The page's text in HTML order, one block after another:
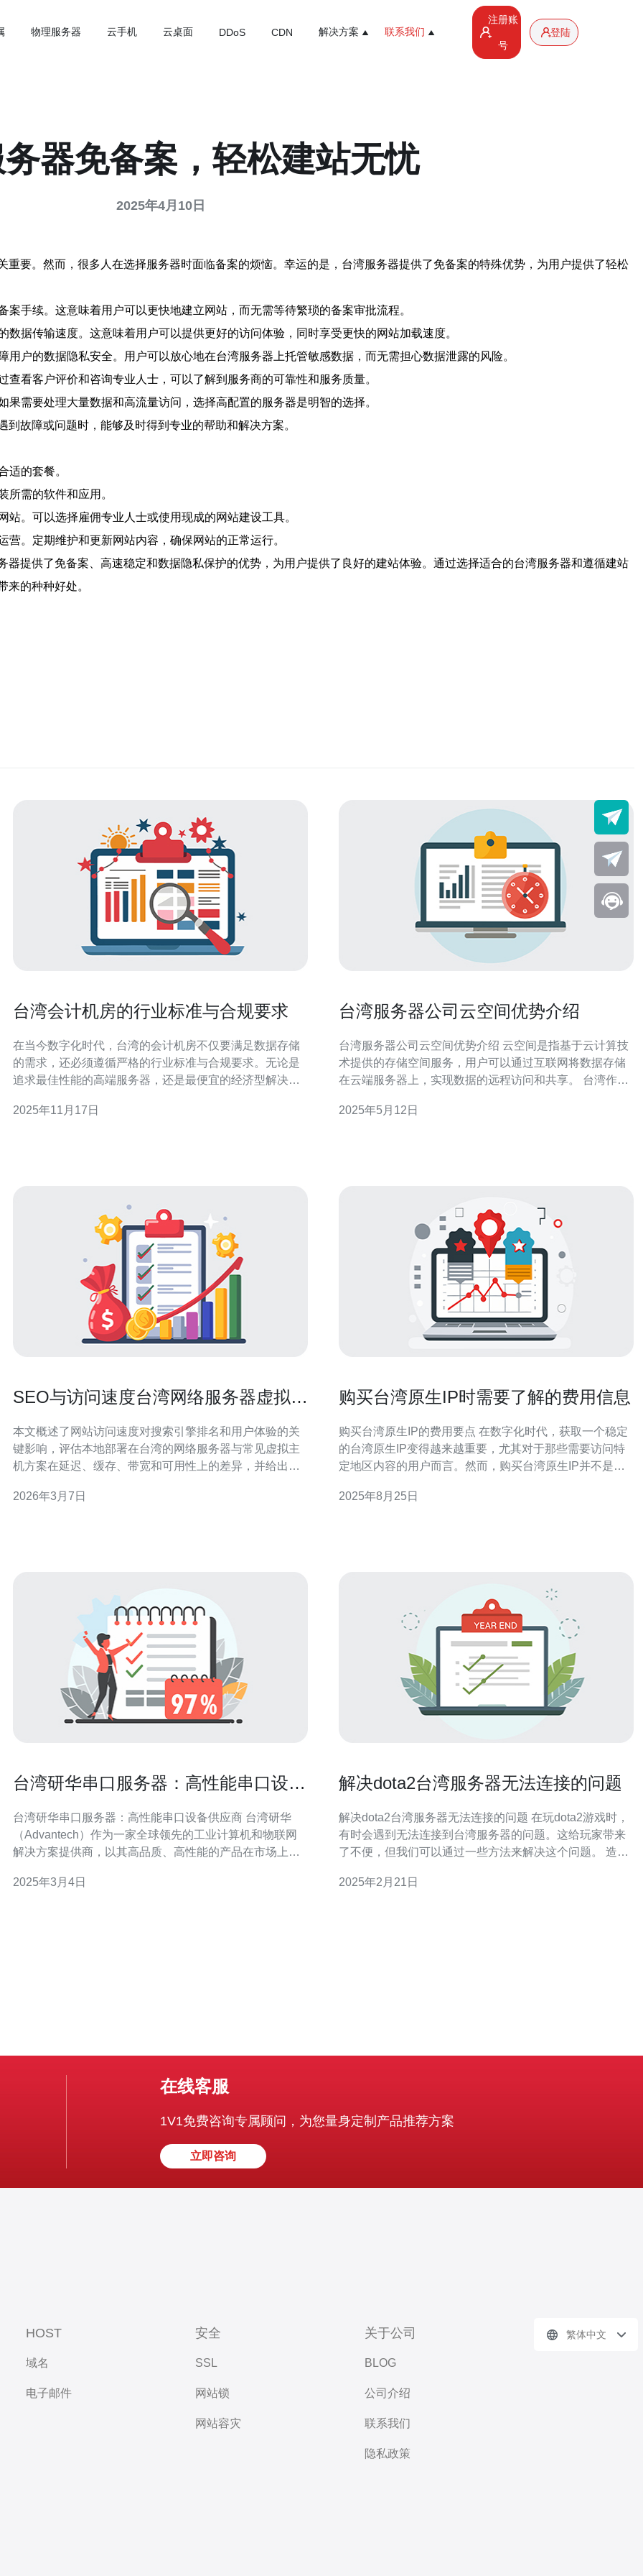
物理服务器 云手机 云桌面 DDoS CDN 解决方案 联系我们
注册账
号
登陆
器免备案，轻松建站无忧
2025年4月10日
要。然而，很多人在选择服务器时面临备案的烦恼。幸运的是，台湾服务器提供了免备案的特殊优势，为用户提供了轻松
手续。这意味着用户可以更快地建立网站，而无需等待繁琐的备案审批流程。
据传输速度。这意味着用户可以提供更好的访问体验，同时享受更快的网站加载速度。
户的数据隐私安全。用户可以放心地在台湾服务器上托管敏感数据，而无需担心数据泄露的风险。
看客户评价和咨询专业人士，可以了解到服务商的可靠性和服务质量。
需要处理大量数据和高流量访问，选择高配置的服务器是明智的选择。
故障或问题时，能够及时得到专业的帮助和解决方案。
适的套餐。
所需的软件和应用。
。可以选择雇佣专业人士或使用现成的网站建设工具。
。定期维护和更新网站内容，确保网站的正常运行。
提供了免备案、高速稳定和数据隐私保护的优势，为用户提供了良好的建站体验。通过选择适合的台湾服务器和遵循建站
来的种种好处。
台湾会计机房的行业标准与合规要求
在当今数字化时代，台湾的会计机房不仅要满足数据存储
的需求，还必须遵循严格的行业标准与合规要求。无论是
追求最佳性能的高端服务器，还是最便宜的经济型解决方
机房的行业标准与合规要求，帮助相关企业在选择服务器
2025年11月17日
台湾服务器公司云空间优势介绍
台湾服务器公司云空间优势介绍 云空间是指基于云计算技
术提供的存储空间服务，用户可以通过互联网将数据存储
在云端服务器上，实现数据的远程访问和共享。 台湾作为
司，提供各种云空间服务，其优势主要体现在以下几个方
2025年5月12日
SEO与访问速度台湾网络服务器虚拟主
本文概述了网站访问速度对搜索引擎排名和用户体验的关
键影响，评估本地部署在台湾的网络服务器与常见虚拟主
机方案在延迟、缓存、带宽和可用性上的差异，并给出测
时兼顾成本与用户体验。 为什么访问速度会影响搜索排
2026年3月7日
购买台湾原生IP时需要了解的费用信息
购买台湾原生IP的费用要点 在数字化时代，获取一个稳定
的台湾原生IP变得越来越重要，尤其对于那些需要访问特
定地区内容的用户而言。然而，购买台湾原生IP并不是一
析购买台湾原生IP时需要了解的费用信息。 以下是购买台
2025年8月25日
台湾研华串口服务器：高性能串口设备
台湾研华串口服务器：高性能串口设备供应商 台湾研华
（Advantech）作为一家全球领先的工业计算机和物联网
解决方案提供商，以其高品质、高性能的产品在市场上享
性能串口设备供应商，为客户提供了可靠、稳定的串口通
2025年3月4日
解决dota2台湾服务器无法连接的问题
解决dota2台湾服务器无法连接的问题 在玩dota2游戏时，
有时会遇到无法连接到台湾服务器的问题。这给玩家带来
了不便，但我们可以通过一些方法来解决这个问题。 造成
可能是游戏服务器的故障。下面将介绍几种常见的原因。
2025年2月21日
在线客服
1V1免费咨询专属顾问，为您量身定制产品推荐方案
立即咨询
HOST
域名
电子邮件
安全
SSL
网站锁
网站容灾
关于公司
BLOG
公司介绍
联系我们
隐私政策
繁体中文